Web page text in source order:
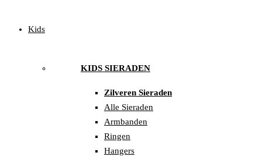
Kids
KIDS SIERADEN
Zilveren Sieraden
Alle Sieraden
Armbanden
Ringen
Hangers